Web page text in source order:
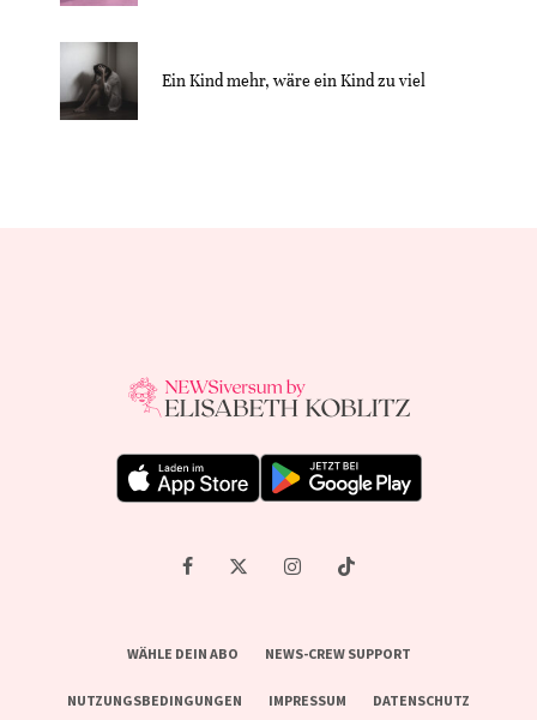
Ein Kind mehr, wäre ein Kind zu viel
WÄHLE DEIN ABO NEWS-CREW SUPPORT
NUTZUNGSBEDINGUNGEN IMPRESSUM DATENSCHUTZ